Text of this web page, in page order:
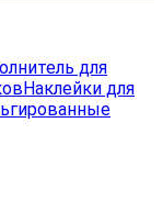
для
Наклейки для